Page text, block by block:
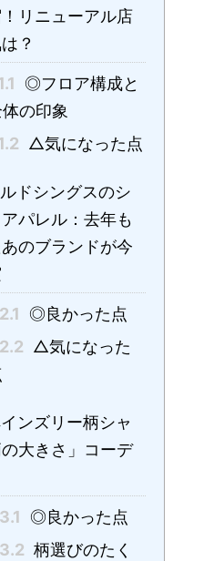
リニューアル店
？
◎フロア構成と
の印象
△気になった点
ドシングスのシ
パレル：去年も
のブランドが今
◎良かった点
△気になった
ンズリー柄シャ
大きさ」コーデ
◎良かった点
柄選びのたく